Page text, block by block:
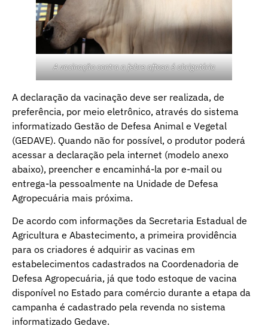
A vacinação contra a febre aftosa é obrigatória
A declaração da vacinação deve ser realizada, de
preferência, por meio eletrônico, através do sistema
informatizado Gestão de Defesa Animal e Vegetal
(GEDAVE). Quando não for possível, o produtor poderá
acessar a declaração pela internet (modelo anexo
abaixo), preencher e encaminhá-la por e-mail ou
entrega-la pessoalmente na Unidade de Defesa
Agropecuária mais próxima.
De acordo com informações da Secretaria Estadual de
Agricultura e Abastecimento, a primeira providência
para os criadores é adquirir as vacinas em
estabelecimentos cadastrados na Coordenadoria de
Defesa Agropecuária, já que todo estoque de vacina
disponível no Estado para comércio durante a etapa da
campanha é cadastrado pela revenda no sistema
informatizado Gedave.